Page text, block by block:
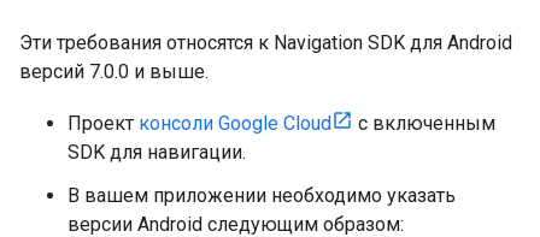
Эти требования относятся к Navigation SDK для Android
версий 7.0.0 и выше.
Проект консоли Google Cloud
с включенным
SDK для навигации.
В вашем приложении необходимо указать
версии Android следующим образом: